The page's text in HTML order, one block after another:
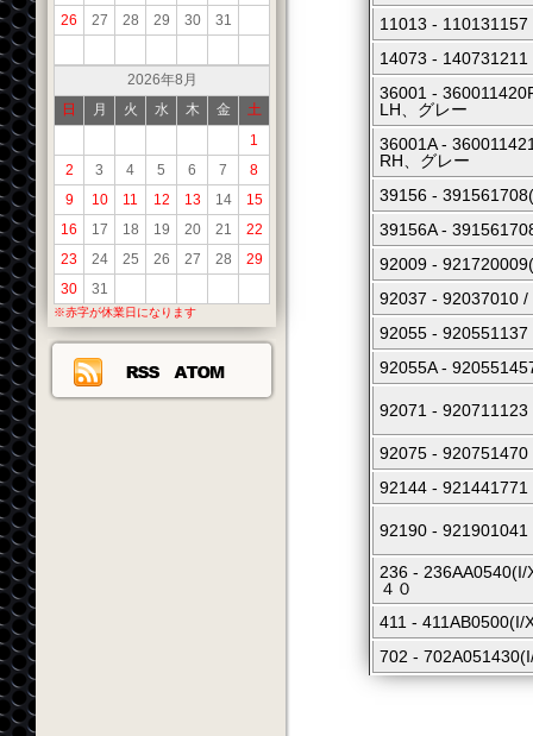
26
27 28 29 30 31
2026年8月
日
月 火 水 木 金
土
1
2
3 4 5 6 7
8
9
10 11 12 13 14
15
16
17 18 19 20 21
22
23
24 25 26 27 28
29
30
31
※赤字が休業日になります
11013 -
14073 - 140731211
36001 -
LH、グレー
36001A -
RH、グレー
39156 -
39156A -
92009 -
92037 - 92037010 /
92055 -
92055A -
92071 -
92075 -
92144 -
92190 - 921901041
236 - 236AA0540(I/
４０
411 - 411AB0500(I/
702 -